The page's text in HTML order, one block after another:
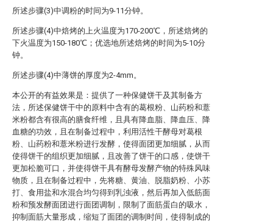
所述步骤(3)中调粉的时间为9-11分钟。
所述步骤(4)中焙烤的上火温度为170-200℃，所述焙烤的
下火温度为150-180℃；优选地所述焙烤的时间为5-10分
钟。
所述步骤(4)中薄饼的厚度为2-4mm。
本公开的有益效果是：提供了一种保健饼干及其制备方
法，所述保健饼干中的原料中含有的葛根粉、山药粉和薏
米粉都含有很高的膳食纤维，且具有降血脂、降血压、降
血糖的功效，且在制备过程中，利用活性干酵母对葛根
粉、山药粉和薏米粉进行发酵，使得面团更加细腻，从而
使得饼干的组织更加细腻，且改善了饼干的口感，使饼干
更加松脆可口，并使得饼干具有酵母发酵产物的特殊风味
物质，且在制备过程中，先将糖、黄油、脱脂奶粉、小苏
打、食用盐和水混合均匀得到乳浊液，然后再加入低筋面
粉和预发酵面团进行面团调制，限制了面筋蛋白的吸水，
抑制面筋大量形成，缩短了面团的调制时间，使得制成的